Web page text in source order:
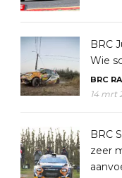
BRC
Wie
BRC
14 mrt
BRC
zeer